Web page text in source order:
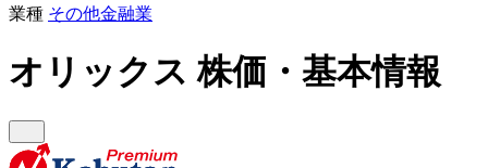
業種 その他金融業
オリックス株価・基本情報